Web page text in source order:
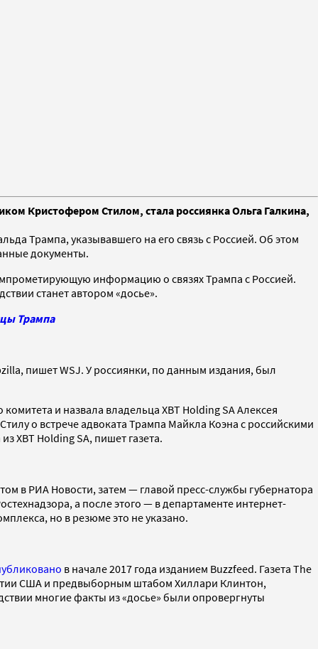
Кристофером Стилом, стала россиянка Ольга Галкина,
Трампа, указывавшего на его связь с Россией. Об этом
документы.
информацию о связях Трампа с Россией.
станет автором «досье».
Трампа
пишет WSJ. У россиянки, по данным издания, был
и назвала владельца XBT Holding SA Алексея
о встрече адвоката Трампа Майкла Коэна с российскими
XBT Holding SA, пишет газета.
в РИА Новости, затем — главой пресс-службы губернатора
а после этого — в департаменте интернет-
но в резюме это не указано.
в начале 2017 года изданием Buzzfeed. Газета The
США и предвыборным штабом Хиллари Клинтон,
многие факты из «досье» были опровергнуты